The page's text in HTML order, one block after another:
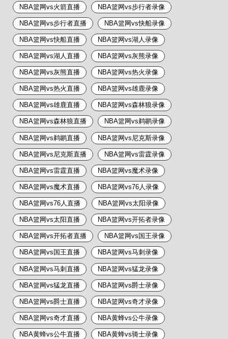
NBA篮网vs火箭直播 NBA篮网vs步行者录像
NBA篮网vs步行者直播 NBA篮网vs快船录像
NBA篮网vs快船直播 NBA篮网vs湖人录像
NBA篮网vs湖人直播 NBA篮网vs灰熊录像
NBA篮网vs灰熊直播 NBA篮网vs热火录像
NBA篮网vs热火直播 NBA篮网vs雄鹿录像
NBA篮网vs雄鹿直播 NBA篮网vs森林狼录像
NBA篮网vs森林狼直播 NBA篮网vs鹈鹕录像
NBA篮网vs鹈鹕直播 NBA篮网vs尼克斯录像
NBA篮网vs尼克斯直播 NBA篮网vs雷霆录像
NBA篮网vs雷霆直播 NBA篮网vs魔术录像
NBA篮网vs魔术直播 NBA篮网vs76人录像
NBA篮网vs76人直播 NBA篮网vs太阳录像
NBA篮网vs太阳直播 NBA篮网vs开拓者录像
NBA篮网vs开拓者直播 NBA篮网vs国王录像
NBA篮网vs国王直播 NBA篮网vs马刺录像
NBA篮网vs马刺直播 NBA篮网vs猛龙录像
NBA篮网vs猛龙直播 NBA篮网vs爵士录像
NBA篮网vs爵士直播 NBA篮网vs奇才录像
NBA篮网vs奇才直播 NBA黄蜂vs公牛录像
NBA黄蜂vs公牛直播 NBA黄蜂vs骑士录像